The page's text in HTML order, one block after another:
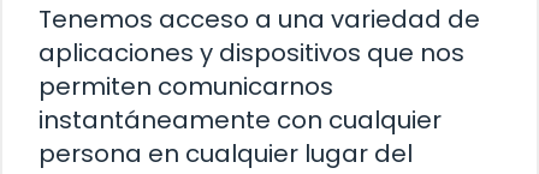
Tenemos acceso a una variedad de
aplicaciones y dispositivos que nos
permiten comunicarnos
instantáneamente con cualquier
persona en cualquier lugar del